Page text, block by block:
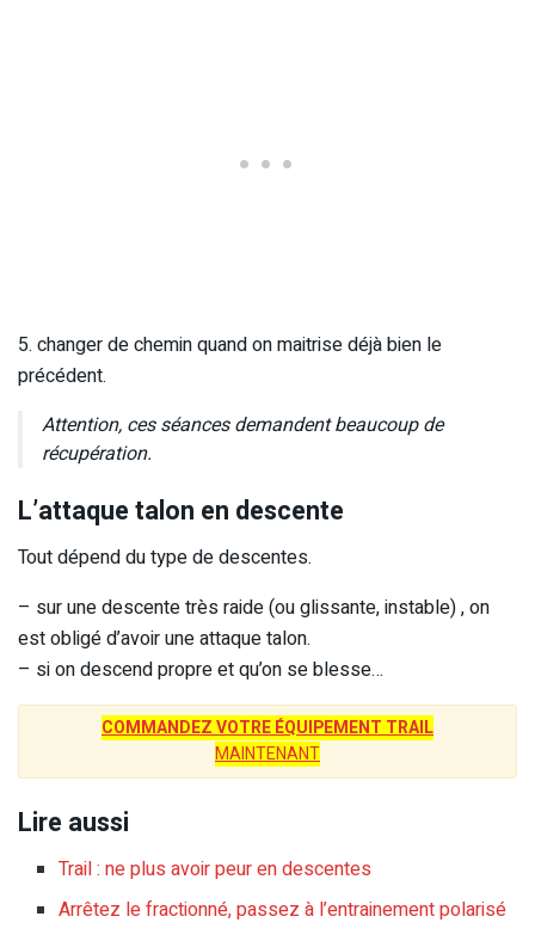
5. changer de chemin quand on maitrise déjà bien le
précédent.
Attention, ces séances demandent beaucoup de
récupération.
L’attaque talon en descente
Tout dépend du type de descentes.
– sur une descente très raide (ou glissante, instable) , on
est obligé d’avoir une attaque talon.
– si on descend propre et qu’on se blesse…
COMMANDEZ VOTRE ÉQUIPEMENT TRAIL
MAINTENANT
Lire aussi
Trail : ne plus avoir peur en descentes
Arrêtez le fractionné, passez à l’entrainement polarisé